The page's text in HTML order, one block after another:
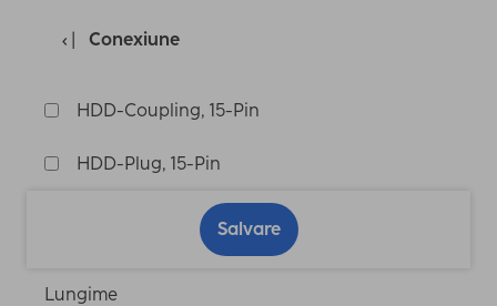
Conexiune
HDD-Coupling, 15-Pin
HDD-Plug, 15-Pin
Salvare
Lungime